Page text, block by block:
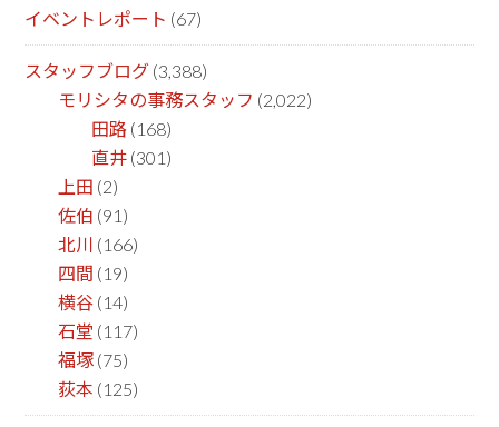
イベントレポート (67)
スタッフブログ (3,388)
モリシタの事務スタッフ (2,022)
田路 (168)
直井 (301)
上田 (2)
佐伯 (91)
北川 (166)
四間 (19)
横谷 (14)
石堂 (117)
福塚 (75)
荻本 (125)